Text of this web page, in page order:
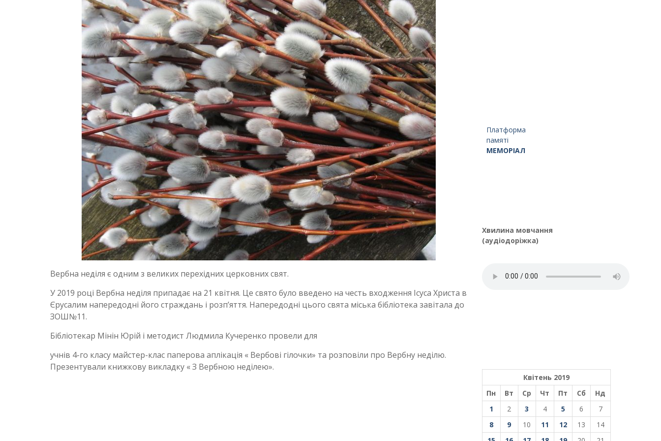
Вербна неділя є одним з великих перехідних церковних свят.
У 2019 році Вербна неділя припадає на 21 квітня. Це свято було введено на честь входження Ісуса Христа в
Єрусалим напередодні його страждань і розп’яття. Напередодні цього свята міська бібліотека завітала до
ЗОШ№11.
Бібліотекар Мінін Юрій і методист Людмила Кучеренко провели для
учнів 4-го класу майстер-клас паперова аплікація « Вербові гілочки» та розповіли про Вербну неділю.
Презентували книжкову викладку « З Вербною неділею».
Платформа
памяті
МЕМОРІАЛ
Хвилина мовчання
(аудіодоріжка)
Квітень 2019
Пн
Вт Ср Чт Пт Сб
Нд
1
2 3 4 5 6
7
8
9 10 11 12 13
14